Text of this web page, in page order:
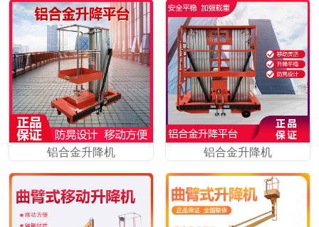
铝合金升降机 铝合金升降机